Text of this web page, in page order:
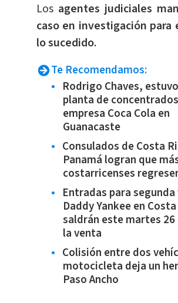
Los agentes judiciales
caso en investigación para
lo sucedido.
Te Recomendamos:
Rodrigo Chaves,
planta de
empresa Coca Cola en
Guanacaste
Consulados de Costa
Panamá logran que
costarricenses
Entradas para
Daddy Yankee en
saldrán este martes 26
la venta
Colisión entre dos
motocicleta deja un
Paso Ancho